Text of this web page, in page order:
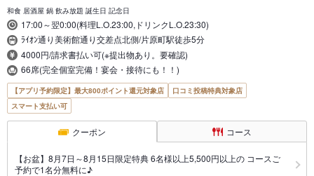
和食 居酒屋 鍋 飲み放題 誕生日 記念日
17:00～翌0:00(料理L.O.23:00,ドリンクL.O.23:30)
ﾗｲｵﾝ通り美術館通り交差点北側/片原町駅徒歩5分
4000円/請求書払い可(※提出物あり。要確認)
66席(完全個室完備！宴会・接待にも！！)
【アプリ予約限定】最大800ポイント還元対象店
口コミ投稿特典対象店
スマート支払い可
クーポン コース
【お盆】8月7日～8月15日限定特典 6名様以上5,500円以上の コースご
予約で1名分無料に♪